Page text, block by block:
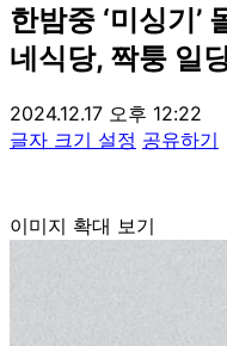
한밤중 ‘미싱기’
네식당, 짝퉁 일
2024.12.17 오후 12:22
글자 크기 설정 공유하기
이미지 확대 보기